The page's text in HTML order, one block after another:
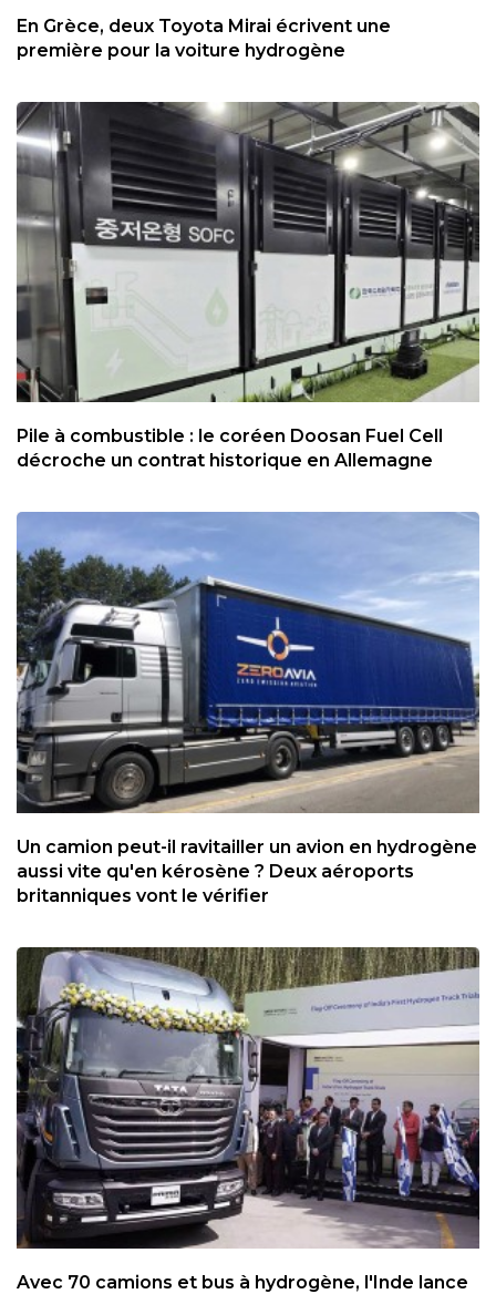
En Grèce, deux Toyota Mirai écrivent une
première pour la voiture hydrogène
Pile à combustible : le coréen Doosan Fuel Cell
décroche un contrat historique en Allemagne
Un camion peut-il ravitailler un avion en hydrogène
aussi vite qu'en kérosène ? Deux aéroports
britanniques vont le vérifier
Avec 70 camions et bus à hydrogène, l'Inde lance